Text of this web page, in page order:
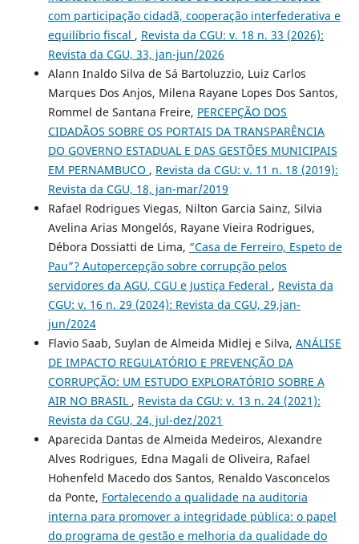
com participação cidadã, cooperação interfederativa e
equilíbrio fiscal , Revista da CGU: v. 18 n. 33 (2026):
Revista da CGU, 33, jan-jun/2026
Alann Inaldo Silva de Sá Bartoluzzio, Luiz Carlos
Marques Dos Anjos, Milena Rayane Lopes Dos Santos,
Rommel de Santana Freire, PERCEPÇÃO DOS
CIDADÃOS SOBRE OS PORTAIS DA TRANSPARÊNCIA
DO GOVERNO ESTADUAL E DAS GESTÕES MUNICIPAIS
EM PERNAMBUCO , Revista da CGU: v. 11 n. 18 (2019):
Revista da CGU, 18, jan-mar/2019
Rafael Rodrigues Viegas, Nilton Garcia Sainz, Silvia
Avelina Arias Mongelós, Rayane Vieira Rodrigues,
Débora Dossiatti de Lima, “Casa de Ferreiro, Espeto de
Pau”? Autopercepção sobre corrupção pelos
servidores da AGU, CGU e Justiça Federal , Revista da
CGU: v. 16 n. 29 (2024): Revista da CGU, 29,jan-
jun/2024
Flavio Saab, Suylan de Almeida Midlej e Silva, ANÁLISE
DE IMPACTO REGULATÓRIO E PREVENÇÃO DA
CORRUPÇÃO: UM ESTUDO EXPLORATÓRIO SOBRE A
AIR NO BRASIL , Revista da CGU: v. 13 n. 24 (2021):
Revista da CGU, 24, jul-dez/2021
Aparecida Dantas de Almeida Medeiros, Alexandre
Alves Rodrigues, Edna Magali de Oliveira, Rafael
Hohenfeld Macedo dos Santos, Renaldo Vasconcelos
da Ponte, Fortalecendo a qualidade na auditoria
interna para promover a integridade pública: o papel
do programa de gestão e melhoria da qualidade do